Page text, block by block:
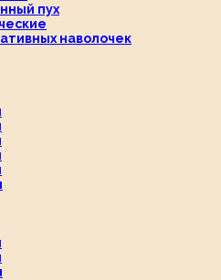
пух
наволочек